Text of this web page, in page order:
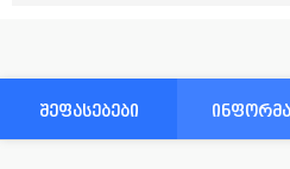
შეფასებები